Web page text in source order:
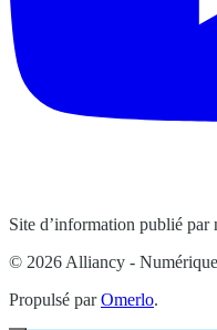
Site d’information publié par
© 2026 Alliancy -
Propulsé parOmerlo.